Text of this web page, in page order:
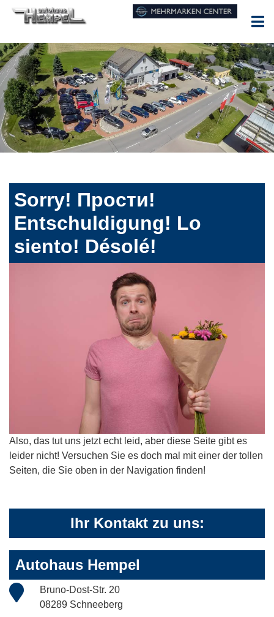
Sorry! Прости!
Entschuldigung! Lo
siento! Désolé!
Also, das tut uns jetzt echt leid, aber diese Seite gibt es
leider nicht! Versuchen Sie es doch mal mit einer der tollen
Seiten, die Sie oben in der Navigation finden!
Ihr Kontakt zu uns:
Autohaus Hempel
Bruno-Dost-Str. 20
08289 Schneeberg